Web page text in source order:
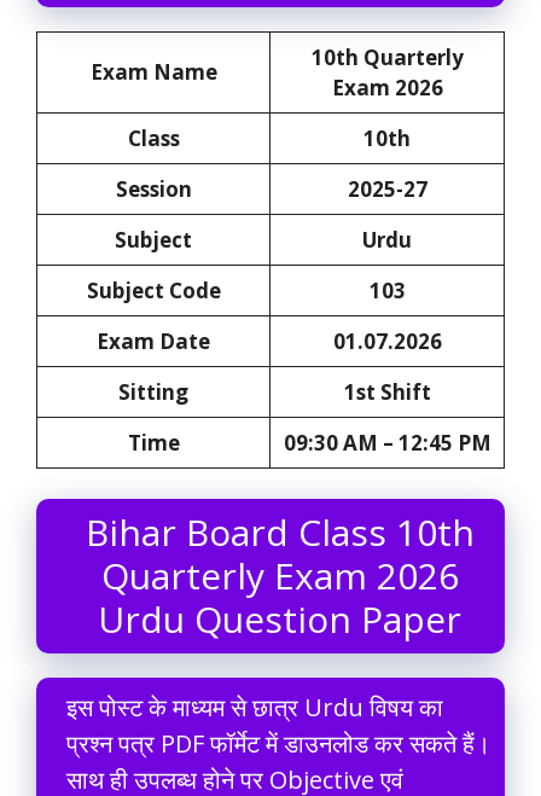
Exam Name
10th Quarterly
Exam 2026
Class
10th
Session
2025-27
Subject
Urdu
Subject Code
103
Exam Date
01.07.2026
Sitting
1st Shift
Time
09:30 AM – 12:45 PM
Bihar Board Class 10th
Quarterly Exam 2026
Urdu Question Paper
इस पोस्ट के माध्यम से छात्र Urdu विषय का
प्रश्न पत्र PDF फॉर्मेट में डाउनलोड कर सकते हैं।
साथ ही उपलब्ध होने पर Objective एवं